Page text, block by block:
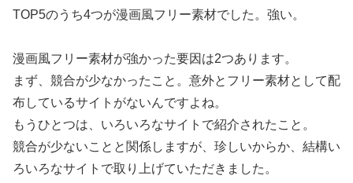
TOP5のうち4つが漫画風フリー素材でした。強い。
漫画風フリー素材が強かった要因は2つあります。
まず、競合が少なかったこと。意外とフリー素材として配
布しているサイトがないんですよね。
もうひとつは、いろいろなサイトで紹介されたこと。
競合が少ないことと関係しますが、珍しいからか、結構い
ろいろなサイトで取り上げていただきました。